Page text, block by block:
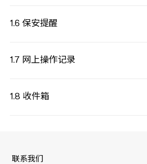
1.6 保安提醒
1.7 网上操作记录
1.8 收件箱
联系我们